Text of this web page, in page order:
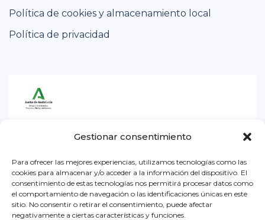
Gestionar consentimiento
Para ofrecer las mejores experiencias, utilizamos tecnologías como las
cookies para almacenar y/o acceder a la información del dispositivo. El
consentimiento de estas tecnologías nos permitirá procesar datos como
el comportamiento de navegación o las identificaciones únicas en este
sitio. No consentir o retirar el consentimiento, puede afectar
negativamente a ciertas características y funciones.
Política de cookies y almacenamiento local
Política de privacidad
Junta de Andalucía. Dentro la convocatoria para
el ejercicio 2026, destinada a impulsar el
asociacionismo comercial y artesano, a
promocionar y dinamizar el pequeño comercio